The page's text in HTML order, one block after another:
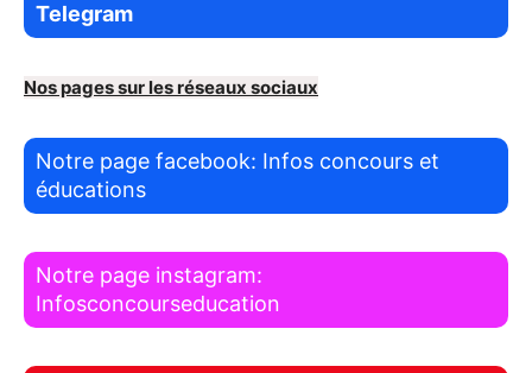
Telegram
Nos pages sur les réseaux sociaux
Notre page facebook: Infos concours et
éducations
Notre page instagram:
Infosconcourseducation